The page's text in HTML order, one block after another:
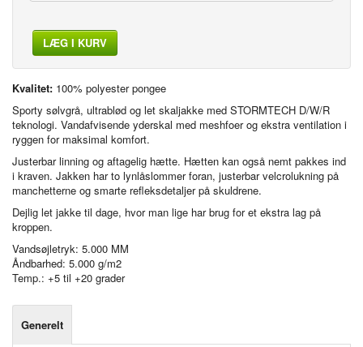
LÆG I KURV
Kvalitet: 100% polyester pongee
Sporty sølvgrå, ultrablød og let skaljakke med STORMTECH D/W/R
teknologi. Vandafvisende yderskal med meshfoer og ekstra ventilation i
ryggen for maksimal komfort.
Justerbar linning og aftagelig hætte. Hætten kan også nemt pakkes ind
i kraven. Jakken har to lynlåslommer foran, justerbar velcrolukning på
manchetterne og smarte refleksdetaljer på skuldrene.
Dejlig let jakke til dage, hvor man lige har brug for et ekstra lag på
kroppen.
Vandsøjletryk: 5.000 MM
Åndbarhed: 5.000 g/m2
Temp.: +5 til +20 grader
Generelt